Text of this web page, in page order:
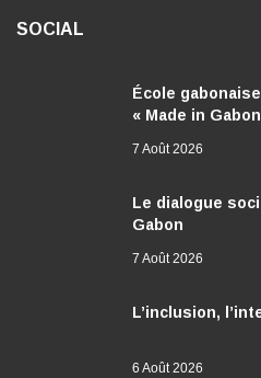
SOCIAL
École
« Made in
7 Août 2026
Le dialogue
Gabon
7 Août 2026
L’inclusion,
6 Août 2026